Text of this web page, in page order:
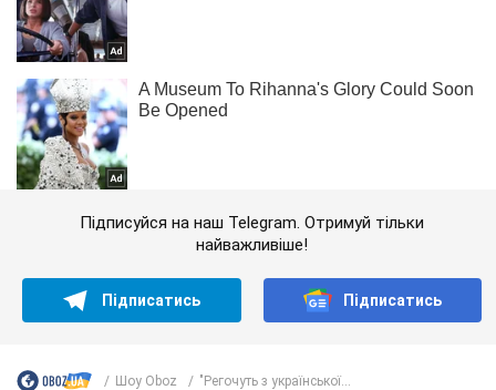
Підписуйся на наш Telegram. Отримуй тільки
найважливіше!
Підписатись Підписатись
Шоу Oboz "Регочуть з української...